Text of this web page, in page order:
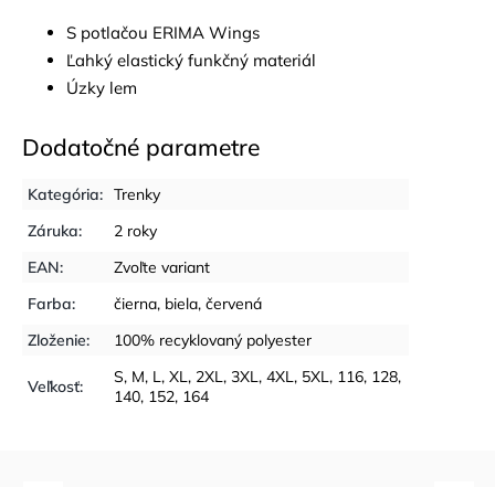
S potlačou ERIMA Wings
Ľahký elastický funkčný materiál
Úzky lem
Dodatočné parametre
Kategória: Trenky
Záruka:
2 roky
EAN:
Zvoľte variant
Farba: čierna, biela, červená
Zloženie: 100% recyklovaný polyester
Veľkosť: S, M, L , XL , 2XL , 3XL , 4XL , 5XL , 116, 128,
140, 152, 164